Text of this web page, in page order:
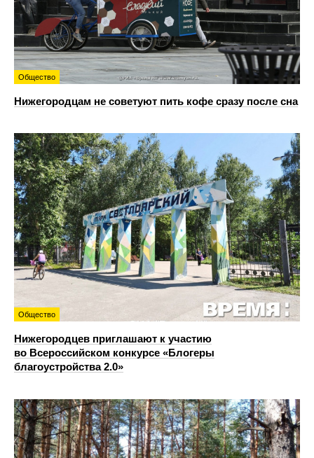
Общество
Нижегородцам не советуют пить кофе сразу после сна
Общество
Нижегородцев приглашают к участию
во Всероссийском конкурсе «Блогеры
благоустройства 2.0»